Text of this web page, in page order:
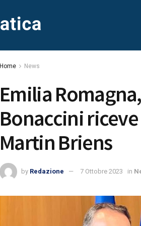
Home News
Emilia
Bonaccini
Martin Briens
by Redazione 7 Ottobre 2023 in